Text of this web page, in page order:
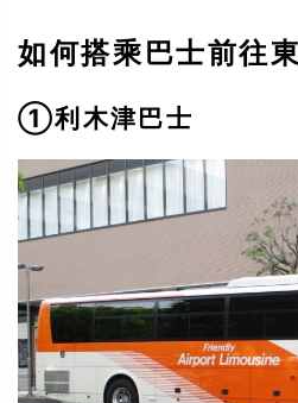
如何搭乘巴士前往
①利木津巴士